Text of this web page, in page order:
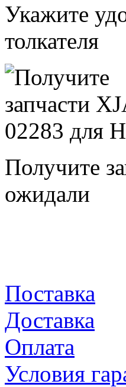
Укажите
толкателя
Получите
ожидали
Поставка
Доставка
Оплата
Условия